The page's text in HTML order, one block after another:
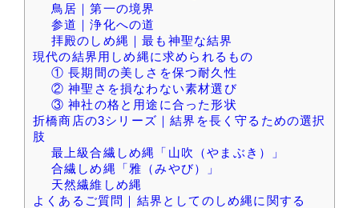
鳥居｜第一の境界
参道｜浄化への道
拝殿のしめ縄｜最も神聖な結界
現代の結界用しめ縄に求められるもの
① 長期間の美しさを保つ耐久性
② 神聖さを損なわない素材選び
③ 神社の格と用途に合った形状
折橋商店の3シリーズ｜結界を長く守るための選択
肢
最上級合繊しめ縄「山吹（やまぶき）」
合繊しめ縄「雅（みやび）」
天然繊維しめ縄
よくあるご質問｜結界としてのしめ縄に関する